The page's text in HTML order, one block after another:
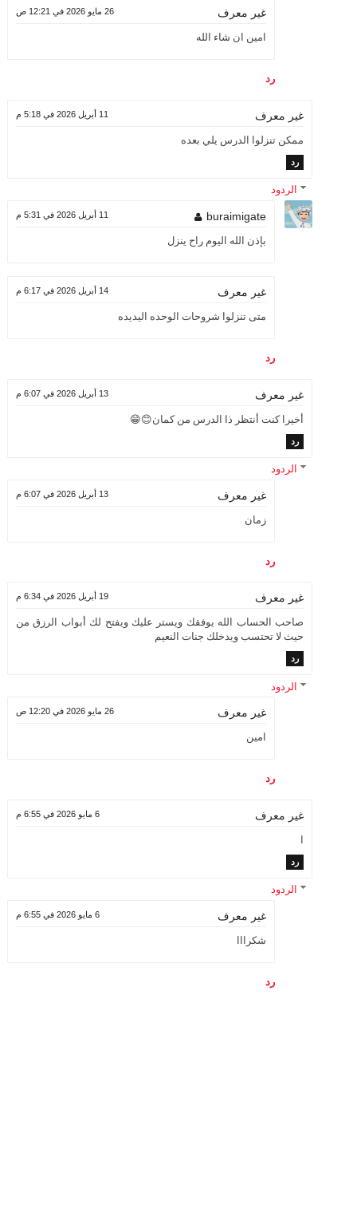
غير معرف 26 مايو 2026 في 12:21 ص
امين ان شاء الله
رد
غير معرف 11 أبريل 2026 في 5:18 م
ممكن تنزلوا الدرس يلي بعده
رد
الردود
buraimigate 11 أبريل 2026 في 5:31 م
بإذن الله اليوم راح ينزل
غير معرف 14 أبريل 2026 في 6:17 م
متى تنزلوا شروحات الوحده اليديده
رد
غير معرف 13 أبريل 2026 في 6:07 م
أخيرا كنت أنتظر ذا الدرس من كمان😊😁
رد
الردود
غير معرف 13 أبريل 2026 في 6:07 م
زمان
رد
غير معرف 19 أبريل 2026 في 6:34 م
صاحب الحساب الله يوفقك ويستر عليك ويفتح لك أبواب الرزق من
حيث لا تحتسب ويدخلك جنات النعيم
رد
الردود
غير معرف 26 مايو 2026 في 12:20 ص
امين
رد
غير معرف 6 مايو 2026 في 6:55 م
رد
الردود
غير معرف 6 مايو 2026 في 6:55 م
شكرااا
رد